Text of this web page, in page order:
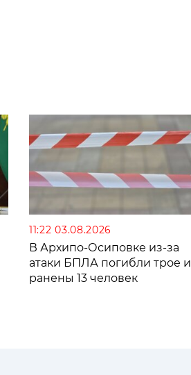
11:22 03.08.2026
В Архипо-Осиповке из-за
атаки БПЛА погибли трое и
ранены 13 человек